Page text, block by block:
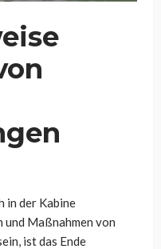
in der Kabine
Maßnahmen von
ist das Ende